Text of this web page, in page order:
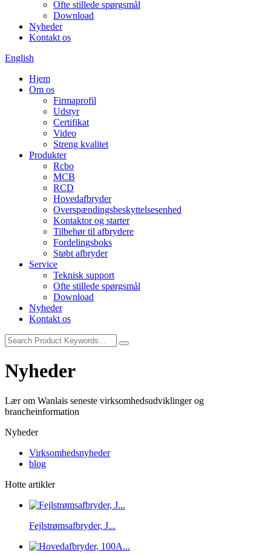
Ofte stillede spørgsmål
Download
Nyheder
Kontakt os
English
Hjem
Om os
Firmaprofil
Udstyr
Certifikat
Video
Streng kvalitet
Produkter
Rcbo
MCB
RCD
Hovedafbryder
Overspændingsbeskyttelsesenhed
Kontaktor og starter
Tilbehør til afbrydere
Fordelingsboks
Støbt afbryder
Service
Teknisk support
Ofte stillede spørgsmål
Download
Nyheder
Kontakt os
Nyheder
Lær om Wanlais seneste virksomhedsudviklinger og
brancheinformation
Nyheder
Virksomhedsnyheder
blog
Hotte artikler
Fejlstrømsafbryder, J...